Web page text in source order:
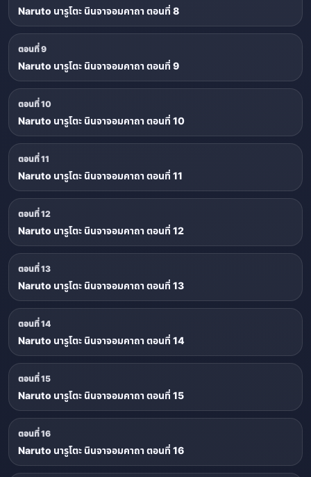
Naruto นารูโตะ นินจาจอมคาถา ตอนที่ 8
ตอนที่ 9
Naruto นารูโตะ นินจาจอมคาถา ตอนที่ 9
ตอนที่ 10
Naruto นารูโตะ นินจาจอมคาถา ตอนที่ 10
ตอนที่ 11
Naruto นารูโตะ นินจาจอมคาถา ตอนที่ 11
ตอนที่ 12
Naruto นารูโตะ นินจาจอมคาถา ตอนที่ 12
ตอนที่ 13
Naruto นารูโตะ นินจาจอมคาถา ตอนที่ 13
ตอนที่ 14
Naruto นารูโตะ นินจาจอมคาถา ตอนที่ 14
ตอนที่ 15
Naruto นารูโตะ นินจาจอมคาถา ตอนที่ 15
ตอนที่ 16
Naruto นารูโตะ นินจาจอมคาถา ตอนที่ 16